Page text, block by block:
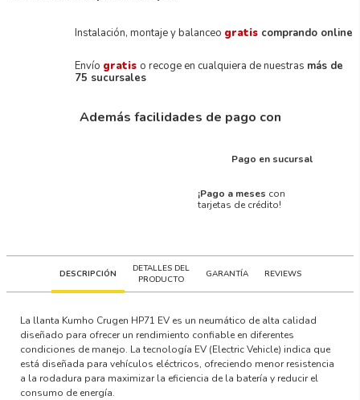
Instalación, montaje y balanceo gratis comprando online
Envío gratis o recoge en cualquiera de nuestras más de
75 sucursales
Además facilidades de pago con
Pago en sucursal
¡Pago a meses con
tarjetas de crédito!
DESCRIPCIÓN
DETALLES DEL
PRODUCTO
GARANTÍA REVIEWS
La llanta Kumho Crugen HP71 EV es un neumático de alta calidad
diseñado para ofrecer un rendimiento confiable en diferentes
condiciones de manejo. La tecnología EV (Electric Vehicle) indica que
está diseñada para vehículos eléctricos, ofreciendo menor resistencia
a la rodadura para maximizar la eficiencia de la batería y reducir el
consumo de energía.